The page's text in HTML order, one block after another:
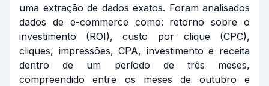
uma extração de dados exatos. Foram analisados
dados de e-commerce como: retorno sobre o
investimento (ROI), custo por clique (CPC),
cliques, impressões, CPA, investimento e receita
dentro de um período de três meses,
compreendido entre os meses de outubro e